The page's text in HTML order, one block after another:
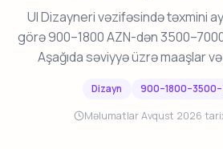
UI Dizayneri vəzifəsində təxmini
görə 900–1800 AZN-dən
Aşağıda səviyyə üzrə maaşlar və
Dizayn
Məlumatlar Avqust 2026